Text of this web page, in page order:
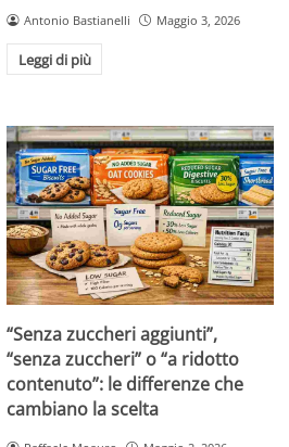
Antonio Bastianelli Maggio 3, 2026
Leggi di più
“Senza zuccheri aggiunti”,
“senza zuccheri” o “a ridotto
contenuto”: le differenze che
cambiano la scelta